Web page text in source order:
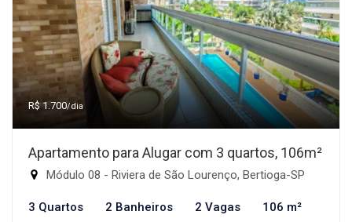
R$ 1.700/dia
Apartamento para Alugar com 3 quartos, 106m²
Módulo 08 - Riviera de São Lourenço, Bertioga-SP
3 Quartos 2 Banheiros 2 Vagas 106 m²